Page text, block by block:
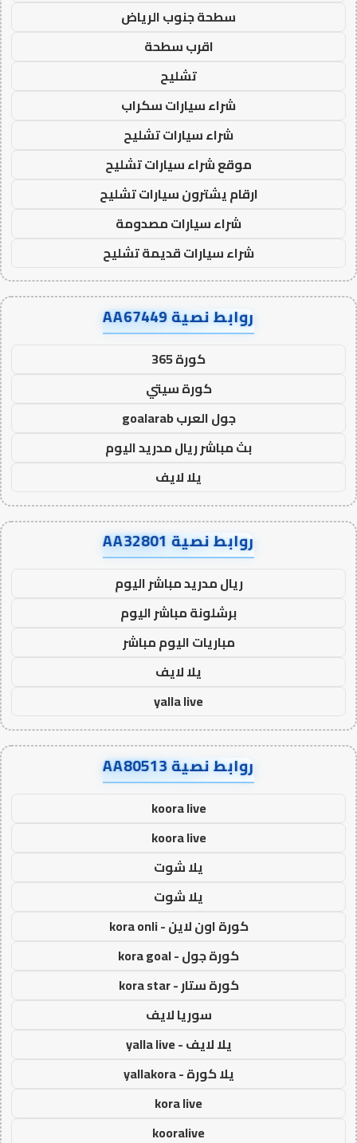
سطحة جنوب الرياض
اقرب سطحة
تشليح
شراء سيارات سكراب
شراء سيارات تشليح
موقع شراء سيارات تشليح
ارقام يشترون سيارات تشليح
شراء سيارات مصدومة
شراء سيارات قديمة تشليح
روابط نصية AA67449
كورة 365
كورة سيتي
جول العرب goalarab
بث مباشر ريال مدريد اليوم
يلا لايف
روابط نصية AA32801
ريال مدريد مباشر اليوم
برشلونة مباشر اليوم
مباريات اليوم مباشر
يلا لايف
yalla live
روابط نصية AA80513
koora live
koora live
يلا شوت
يلا شوت
كورة اون لاين - kora onli
كورة جول - kora goal
كورة ستار - kora star
سوريا لايف
يلا لايف - yalla live
يلا كورة - yallakora
kora live
kooralive